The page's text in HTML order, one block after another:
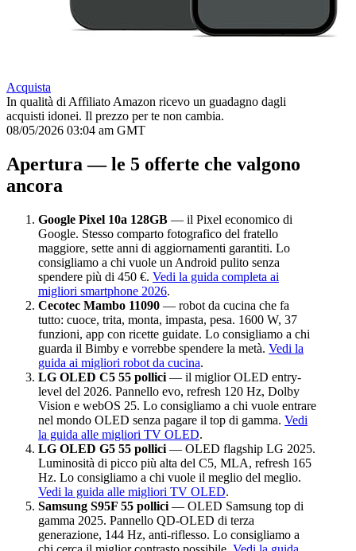
Acquista
In qualità di Affiliato Amazon ricevo un guadagno dagli
acquisti idonei. Il prezzo per te non cambia.
08/05/2026 03:04 am GMT
Apertura — le 5 offerte che valgono
ancora
Google Pixel 10a 128GB — il Pixel economico di
Google. Stesso comparto fotografico del fratello
maggiore, sette anni di aggiornamenti garantiti. Lo
consigliamo a chi vuole un Android pulito senza
spendere più di 450 €. Vedi la guida completa ai
migliori smartphone 2026.
Cecotec Mambo 11090 — robot da cucina che fa
tutto: cuoce, trita, monta, impasta, pesa. 1600 W, 37
funzioni, app con ricette guidate. Lo consigliamo a chi
guarda il Bimby e vorrebbe spendere la metà. Vedi la
guida ai migliori robot da cucina.
LG OLED C5 55 pollici — il miglior OLED entry-
level del 2026. Pannello evo, refresh 120 Hz, Dolby
Vision e webOS 25. Lo consigliamo a chi vuole entrare
nel mondo OLED senza pagare il top di gamma. Vedi
la guida alle migliori TV OLED.
LG OLED G5 55 pollici — OLED flagship LG 2025.
Luminosità di picco più alta del C5, MLA, refresh 165
Hz. Lo consigliamo a chi vuole il meglio del meglio.
Vedi la guida alle migliori TV OLED.
Samsung S95F 55 pollici — OLED Samsung top di
gamma 2025. Pannello QD-OLED di terza
generazione, 144 Hz, anti-riflesso. Lo consigliamo a